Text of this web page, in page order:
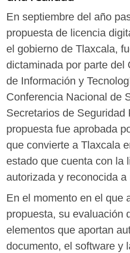
En septiembre del año
propuesta de licencia
el gobierno de Tlaxcala,
dictaminada por parte del
de Información y
Conferencia Nacional de
Secretarios de Seguridad
propuesta fue aprobada
que convierte a Tlaxcala
estado que cuenta con la
autorizada y reconocida
En el momento en el que
propuesta, su evaluación
elementos que aportan
documento, el software y